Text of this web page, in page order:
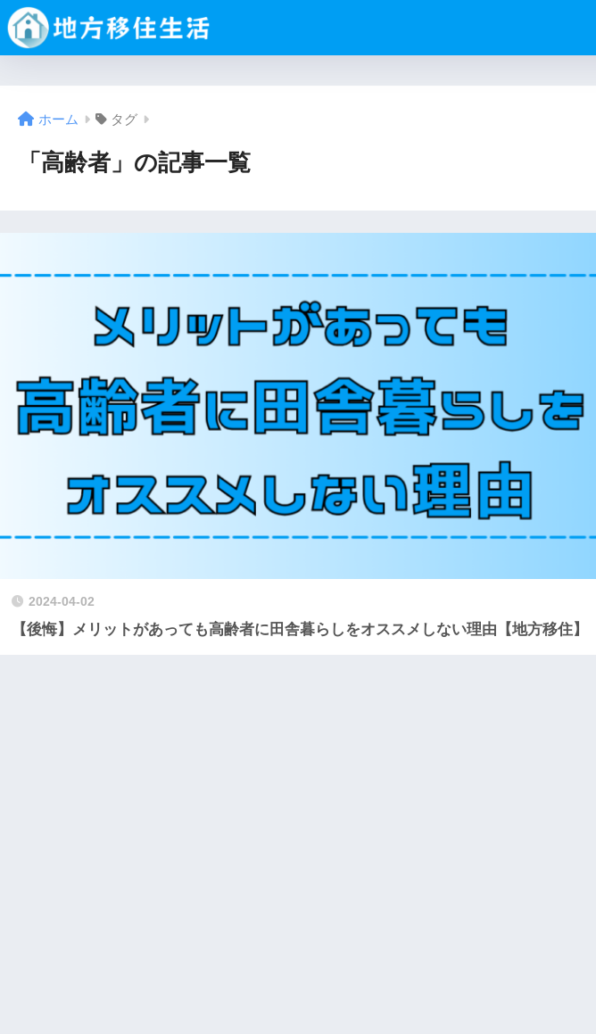
ホーム タグ
「高齢者」の記事一覧
2024-04-02
【後悔】メリットがあっても高齢者に田舎暮らしをオススメしない理由【地方移住】